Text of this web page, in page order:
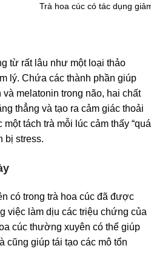
Trà hoa cúc có tác dụng
từ rất lâu như một loại thảo
lý. Chứa các thành phần giúp
melatonin trong não, hai chất
thẳng và tạo ra cảm giác thoải
tách trà mỗi lúc cảm thấy “quá
bị stress.
có trong trà hoa cúc đã được
việc làm dịu các triệu chứng của
cúc thường xuyên có thể giúp
cũng giúp tái tạo các mô tổn